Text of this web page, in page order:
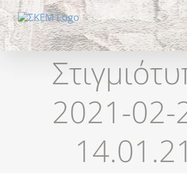
Skip
to
content
2021-02-
14.01.21